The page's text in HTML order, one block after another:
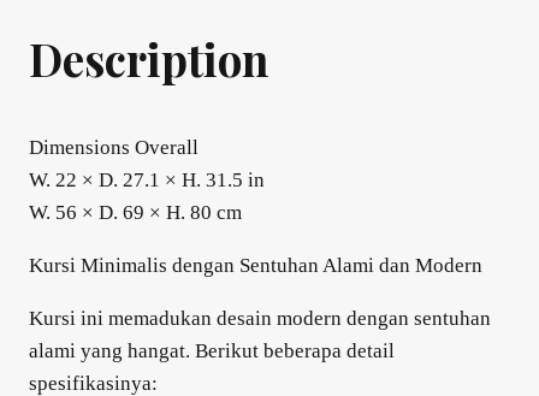
Description
Dimensions Overall
W. 22 × D. 27.1 × H. 31.5 in
W. 56 × D. 69 × H. 80 cm
Kursi Minimalis dengan Sentuhan Alami dan Modern
Kursi ini memadukan desain modern dengan sentuhan
alami yang hangat. Berikut beberapa detail
spesifikasinya: